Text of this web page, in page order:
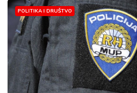
POLITIKA I DRUŠTVO